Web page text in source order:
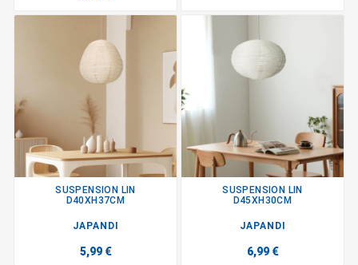
SUSPENSION LIN
D40XH37CM
JAPANDI
5,99 €
SUSPENSION LIN
D45XH30CM
JAPANDI
6,99 €